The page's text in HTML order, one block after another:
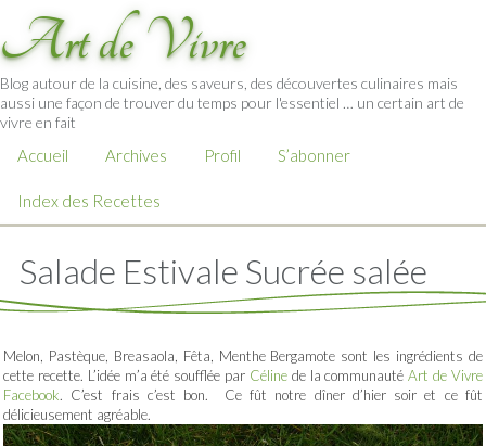
Art de Vivre
Blog autour de la cuisine, des saveurs, des découvertes culinaires mais
aussi une façon de trouver du temps pour l'essentiel … un certain art de
vivre en fait
Accueil Archives Profil S’abonner
Index des Recettes
Salade Estivale Sucrée salée
Melon, Pastèque, Breasaola, Fêta, Menthe Bergamote sont les ingrédients de
cette recette. L’idée m’a été soufflée par Célinede la communautéArt de Vivre
Facebook. C’est frais c’est bon. Ce fût notre dîner d’hier soir et ce fût
délicieusement agréable.